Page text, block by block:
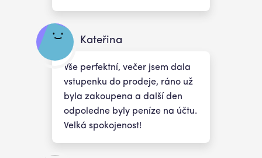
Kateřina
Vše perfektní, večer jsem dala
vstupenku do prodeje, ráno už
byla zakoupena a další den
odpoledne byly peníze na účtu.
Velká spokojenost!